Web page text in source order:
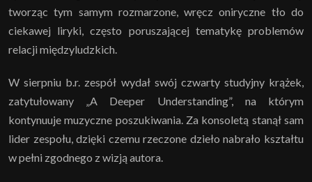
tworząc tym samym rozmarzone, wręcz oniryczne tło do
ciekawej liryki, często poruszającej tematykę problemów
relacji międzyludzkich.
W sierpniu b.r. zespół wydał swój czwarty studyjny krążek,
zatytułowany „A Deeper Understanding”, na którym
kontynuuje muzyczne poszukiwania. Za konsoletą stanął sam
lider zespołu, dzięki czemu rzeczone dzieło nabrało kształtu
w pełni zgodnego z wizją autora.